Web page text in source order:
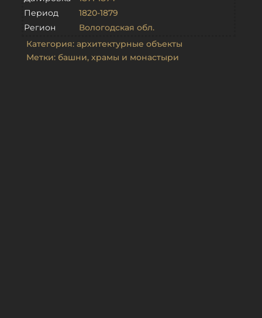
Период
1820-1879
Регион
Вологодская обл.
Категория: архитектурные объекты
Метки: башни, храмы и монастыри